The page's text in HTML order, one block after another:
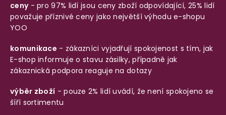
ceny- pro 97% lidí jsou ceny zboží odpovídající, 25% lidí
považuje příznivé ceny jako největší výhodu e-shopu
YOO
komunikace - zákazníci vyjadřují spokojenost s tím, jak
E-shop informuje o stavu zásilky, případně jak
zákaznická podpora reaguje na dotazy
výběr zboží - pouze 2% lidí uvádí, že není spokojeno se
šíří sortimentu